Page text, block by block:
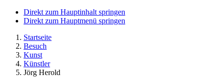
Direkt zum Hauptinhalt springen
Direkt zum Hauptmenü springen
Startseite
Besuch
Kunst
Künstler
Jörg Herold